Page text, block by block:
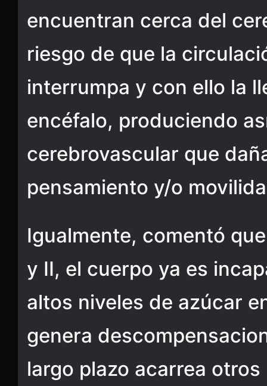
encuentran cerca del
riesgo de que la
interrumpa y con ello la
encéfalo, produciendo
cerebrovascular que
pensamiento y/o
Igualmente, comentó
y II, el cuerpo ya es
altos niveles de azúcar
genera
largo plazo acarrea